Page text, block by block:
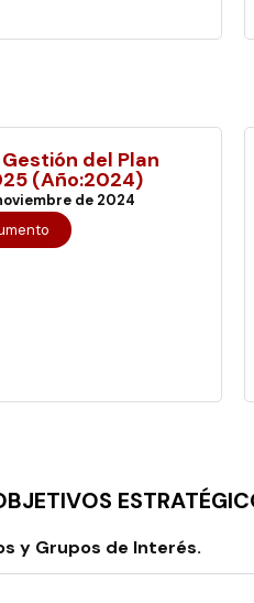
del Plan
(Año:2024)
de 2024
y Grupos de Interés.